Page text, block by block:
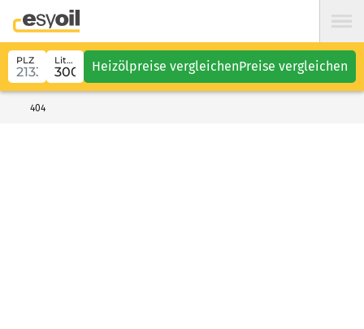
PLZ Liter Heizölpreise vergleichenPreise vergleichen
404